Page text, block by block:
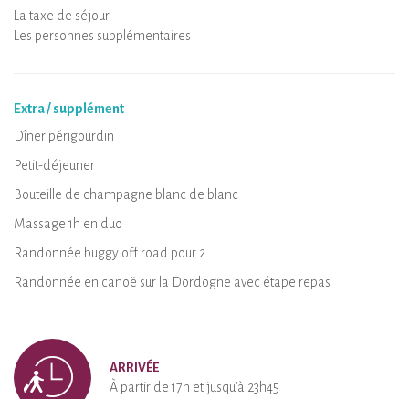
La taxe de séjour
Les personnes supplémentaires
Extra / supplément
Dîner périgourdin
Petit-déjeuner
Bouteille de champagne blanc de blanc
Massage 1h en duo
Randonnée buggy off road pour 2
Randonnée en canoë sur la Dordogne avec étape repas
ARRIVÉE
À partir de 17h et jusqu'à 23h45